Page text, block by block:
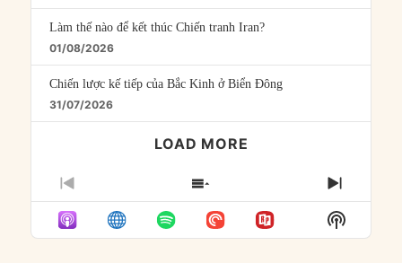
Làm thế nào để kết thúc Chiến tranh Iran?
01/08/2026
Chiến lược kế tiếp của Bắc Kinh ở Biển Đông
31/07/2026
LOAD MORE
PREVIOUS
EPISODE
SHOW
EPISODES
LIST
NEXT
Show
Podcast